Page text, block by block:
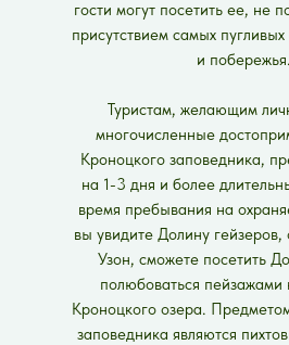
гости могут посетить ее, не
присутствием самых
и побережья.
Туристам, желающим
многочисленные
Кроноцкого заповедника,
на 1-3 дня и более
время пребывания на
вы увидите Долину гейзеров,
Узон, сможете посетить
полюбоваться
Кроноцкого озера.
заповедника являются